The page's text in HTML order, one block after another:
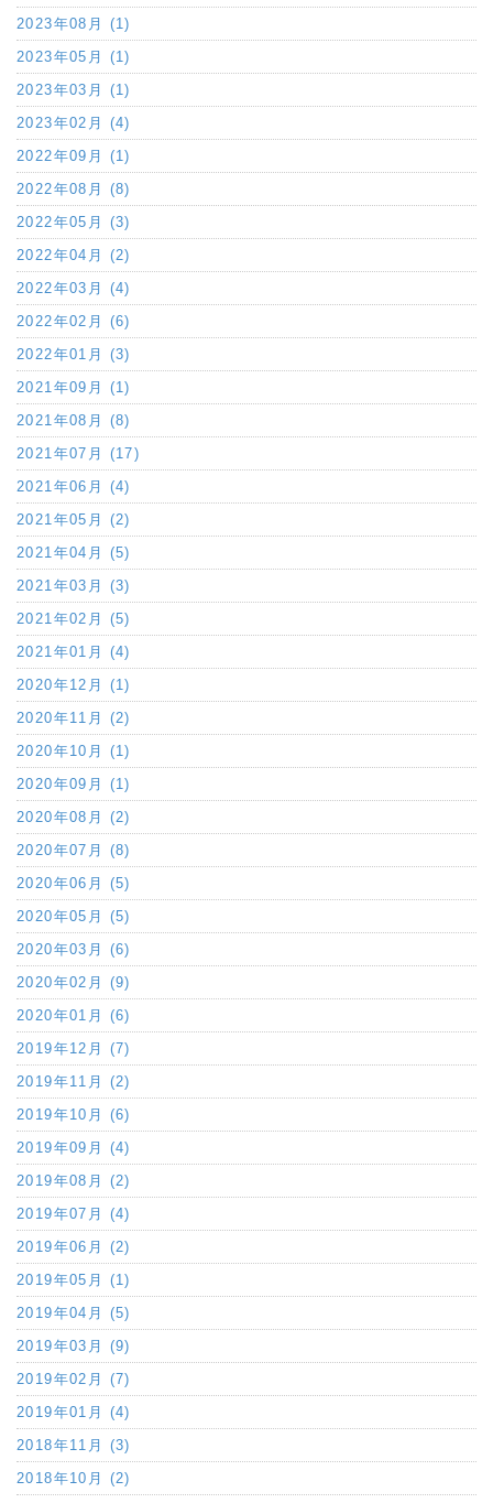
2023年08月 (1)
2023年05月 (1)
2023年03月 (1)
2023年02月 (4)
2022年09月 (1)
2022年08月 (8)
2022年05月 (3)
2022年04月 (2)
2022年03月 (4)
2022年02月 (6)
2022年01月 (3)
2021年09月 (1)
2021年08月 (8)
2021年07月 (17)
2021年06月 (4)
2021年05月 (2)
2021年04月 (5)
2021年03月 (3)
2021年02月 (5)
2021年01月 (4)
2020年12月 (1)
2020年11月 (2)
2020年10月 (1)
2020年09月 (1)
2020年08月 (2)
2020年07月 (8)
2020年06月 (5)
2020年05月 (5)
2020年03月 (6)
2020年02月 (9)
2020年01月 (6)
2019年12月 (7)
2019年11月 (2)
2019年10月 (6)
2019年09月 (4)
2019年08月 (2)
2019年07月 (4)
2019年06月 (2)
2019年05月 (1)
2019年04月 (5)
2019年03月 (9)
2019年02月 (7)
2019年01月 (4)
2018年11月 (3)
2018年10月 (2)